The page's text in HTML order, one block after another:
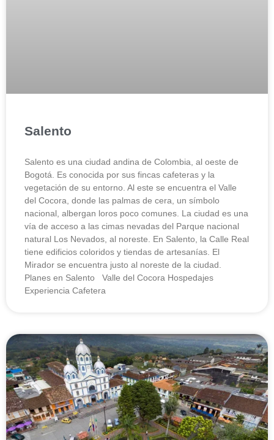
Salento
Salento es una ciudad andina de Colombia, al oeste de
Bogotá. Es conocida por sus fincas cafeteras y la
vegetación de su entorno. Al este se encuentra el Valle
del Cocora, donde las palmas de cera, un símbolo
nacional, albergan loros poco comunes. La ciudad es una
vía de acceso a las cimas nevadas del Parque nacional
natural Los Nevados, al noreste. En Salento, la Calle Real
tiene edificios coloridos y tiendas de artesanías. El
Mirador se encuentra justo al noreste de la ciudad.
Planes en Salento Valle del Cocora Hospedajes
Experiencia Cafetera